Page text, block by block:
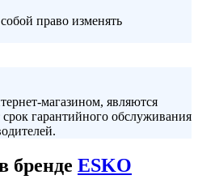
право изменять
магазином, являются
гарантийного обслуживания
бренде ESKO